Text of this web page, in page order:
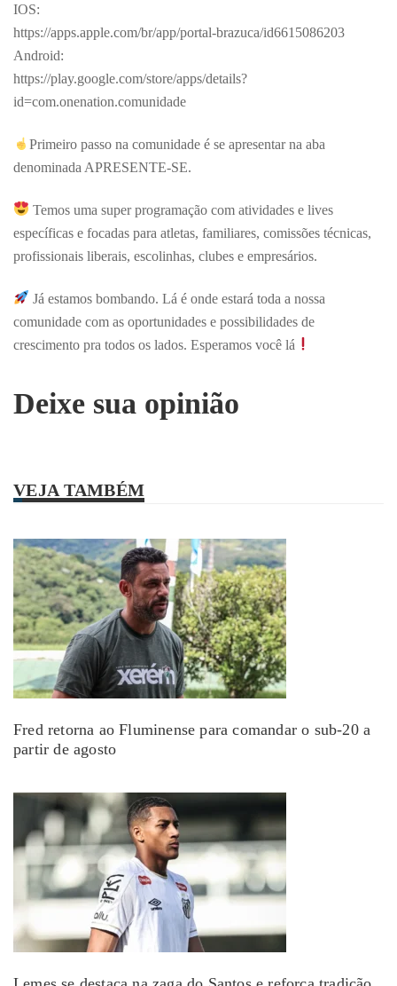
IOS:
https://apps.apple.com/br/app/portal-brazuca/id6615086203
Android:
https://play.google.com/store/apps/details?
id=com.onenation.comunidade
Primeiro passo na comunidade é se apresentar na aba
denominada APRESENTE-SE.
Temos uma super programação com atividades e lives
específicas e focadas para atletas, familiares, comissões técnicas,
profissionais liberais, escolinhas, clubes e empresários.
Já estamos bombando. Lá é onde estará toda a nossa
comunidade com as oportunidades e possibilidades de
crescimento pra todos os lados. Esperamos você lá
Deixe sua opinião
VEJA TAMBÉM
Fred retorna ao Fluminense para comandar o sub-20 a
partir de agosto